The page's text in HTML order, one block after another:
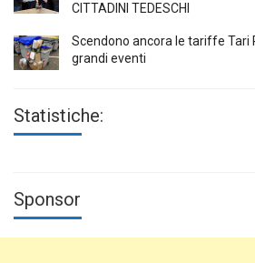
CITTADINI TEDESCHI
Scendono ancora le tariffe
grandi eventi
Statistiche:
Sponsor